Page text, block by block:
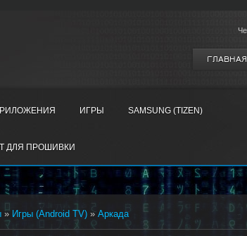
ГЛАВНАЯ
ИГРЫ SAMSUNG (TIZEN)
ДЛЯ ПРОШИВКИ
» Игры (Android TV) » Аркада